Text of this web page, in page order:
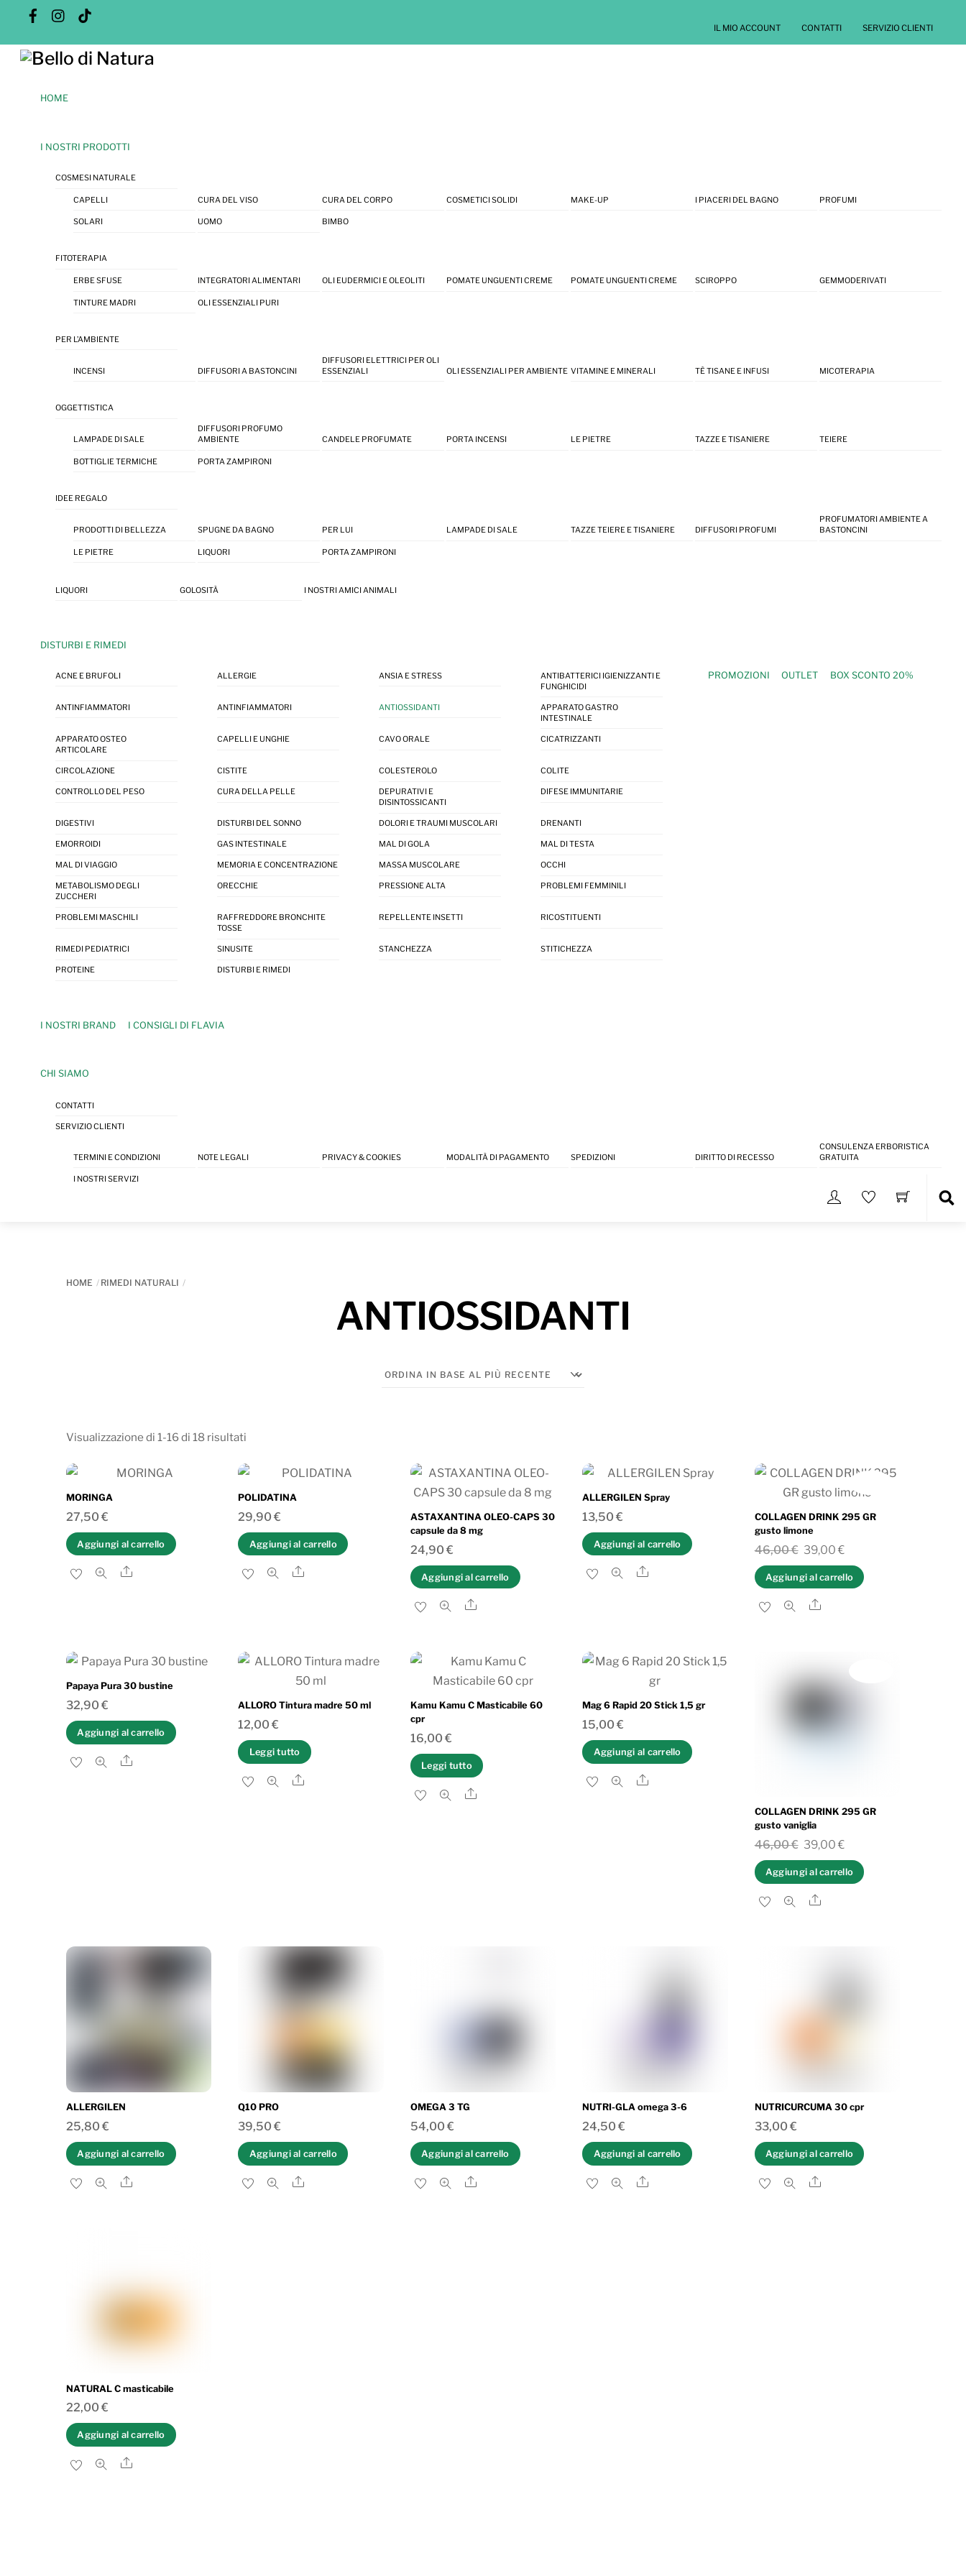
content
FacebookInstagram
IL MIO ACCOUNT CONTATTI SERVIZIO CLIENTI
Menu
HOME
I NOSTRI PRODOTTI
COSMESI NATURALE
CAPELLI CURA DEL VISO CURA DEL CORPO COSMETICI SOLIDI MAKE-UP I PIACERI DEL BAGNO PROFUMI
SOLARI UOMO BIMBO
FITOTERAPIA
ERBE SFUSE INTEGRATORI ALIMENTARI OLI EUDERMICI E OLEOLITI POMATE UNGUENTI CREME POMATE UNGUENTI CREME SCIROPPO GEMMODERIVATI
TINTURE MADRI OLI ESSENZIALI PURI
PER L’AMBIENTE
INCENSI DIFFUSORI A BASTONCINI
DIFFUSORI ELETTRICI PER OLI
ESSENZIALI
OLI ESSENZIALI PER AMBIENTE VITAMINE E MINERALI TÈ TISANE E INFUSI MICOTERAPIA
OGGETTISTICA
LAMPADE DI SALE
DIFFUSORI PROFUMO
AMBIENTE
CANDELE PROFUMATE PORTA INCENSI LE PIETRE TAZZE E TISANIERE TEIERE
BOTTIGLIE TERMICHE PORTA ZAMPIRONI
IDEE REGALO
PRODOTTI DI BELLEZZA SPUGNE DA BAGNO PER LUI LAMPADE DI SALE TAZZE TEIERE E TISANIERE DIFFUSORI PROFUMI
PROFUMATORI AMBIENTE A
BASTONCINI
LE PIETRE LIQUORI PORTA ZAMPIRONI
LIQUORI GOLOSITÀ I NOSTRI AMICI ANIMALI
DISTURBI E RIMEDI
ACNE E BRUFOLI ALLERGIE ANSIA E STRESS
ANTIBATTERICI IGIENIZZANTI E
FUNGHICIDI
ANTINFIAMMATORI ANTINFIAMMATORI ANTIOSSIDANTI
APPARATO GASTRO
INTESTINALE
APPARATO OSTEO
ARTICOLARE
CAPELLI E UNGHIE CAVO ORALE CICATRIZZANTI
CIRCOLAZIONE CISTITE COLESTEROLO COLITE
CONTROLLO DEL PESO CURA DELLA PELLE
DEPURATIVI E
DISINTOSSICANTI
DIFESE IMMUNITARIE
DIGESTIVI DISTURBI DEL SONNO DOLORI E TRAUMI MUSCOLARI DRENANTI
EMORROIDI GAS INTESTINALE MAL DI GOLA MAL DI TESTA
MAL DI VIAGGIO MEMORIA E CONCENTRAZIONE MASSA MUSCOLARE OCCHI
METABOLISMO DEGLI
ZUCCHERI
ORECCHIE PRESSIONE ALTA PROBLEMI FEMMINILI
PROBLEMI MASCHILI
RAFFREDDORE BRONCHITE
TOSSE
REPELLENTE INSETTI RICOSTITUENTI
RIMEDI PEDIATRICI SINUSITE STANCHEZZA STITICHEZZA
PROTEINE DISTURBI E RIMEDI
PROMOZIONI OUTLET BOX SCONTO 20%
I NOSTRI BRAND I CONSIGLI DI FLAVIA
CHI SIAMO
CONTATTI
SERVIZIO CLIENTI
TERMINI E CONDIZIONI NOTE LEGALI PRIVACY & COOKIES MODALITÀ DI PAGAMENTO SPEDIZIONI DIRITTO DI RECESSO
CONSULENZA ERBORISTICA
GRATUITA
I NOSTRI SERVIZI
HOME RIMEDI NATURALI
ANTIOSSIDANTI
Visualizzazione di 1-16 di 18 risultati
base
al
più
recente
MORINGA
27,50 €
Aggiungi al carrello
Share
POLIDATINA
29,90€
Aggiungi al carrello
Share
ASTAXANTINA OLEO-CAPS 30
capsule da 8 mg
24,90 €
Aggiungi al carrello
Share
ALLERGILEN Spray
13,50€
Aggiungi al carrello
Share
COLLAGEN DRINK 295 GR
gusto limone
46,00€ Il
prezzo
originale
era:
39,00€Il
prezzo
attuale
Aggiungi al carrello
Share
Papaya Pura 30 bustine
32,90 €
Aggiungi al carrello
Share
ALLORO Tintura madre 50 ml
12,00€
Leggi tutto
Share
Kamu Kamu C Masticabile 60
cpr
16,00 €
Leggi tutto
Share
Mag 6 Rapid 20 Stick 1,5 gr
15,00€
Aggiungi al carrello
Share
COLLAGEN DRINK 295 GR
gusto vaniglia
46,00€ Il
prezzo
originale
era:
39,00€Il
prezzo
attuale
Aggiungi al carrello
Share
ALLERGILEN
25,80 €
Aggiungi al carrello
Share
Q10 PRO
39,50€
Aggiungi al carrello
Share
OMEGA 3 TG
54,00 €
Aggiungi al carrello
Share
NUTRI-GLA omega 3-6
24,50€
Aggiungi al carrello
Share
NUTRICURCUMA 30 cpr
33,00 €
Aggiungi al carrello
Share
NATURAL C masticabile
22,00 €
Aggiungi al carrello
Share